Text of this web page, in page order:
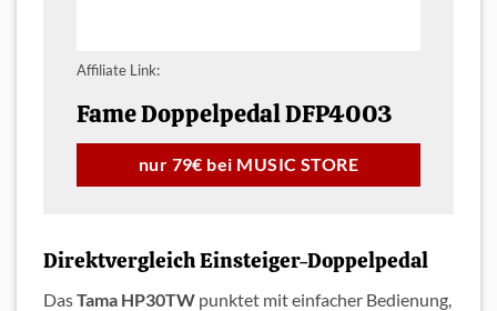
Affiliate Link:
Fame Doppelpedal DFP4003
nur 79€ bei MUSIC STORE
Direktvergleich Einsteiger-Doppelpedal
DasTama HP30TW punktet mit einfacher Bedienung,